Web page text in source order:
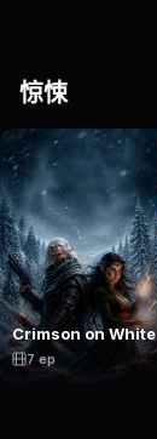
惊悚
Crimson on White
7 ep